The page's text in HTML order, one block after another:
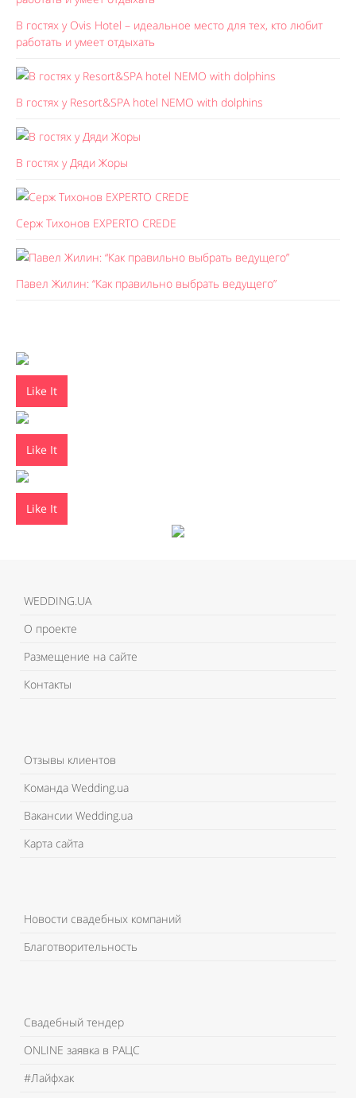
В гостях у Ovis Hotel – идеальное место для тех, кто любит
работать и умеет отдыхать
В гостях у Resort&SPA hotel NEMO with dolphins
В гостях у Дяди Жоры
Серж Тихонов EXPERTO CREDE
Павел Жилин: “Как правильно выбрать ведущего”
Like It
Like It
Like It
WEDDING.UA
О проекте
Размещение на сайте
Контакты
Отзывы клиентов
Команда Wedding.ua
Вакансии Wedding.ua
Карта сайта
Новости свадебных компаний
Благотворительность
Свадебный тендер
ONLINE заявка в РАЦС
#Лайфхак